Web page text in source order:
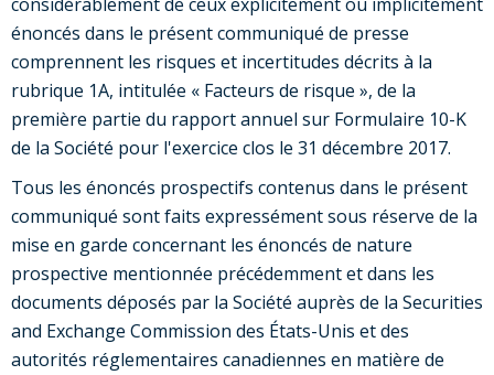
énoncés dans le présent communiqué de presse
comprennent les risques et incertitudes décrits à la
rubrique 1A, intitulée « Facteurs de risque », de la
première partie du rapport annuel sur Formulaire 10-K
de la Société pour l'exercice clos le 31 décembre 2017.
Tous les énoncés prospectifs contenus dans le présent
communiqué sont faits expressément sous réserve de la
mise en garde concernant les énoncés de nature
prospective mentionnée précédemment et dans les
documents déposés par la Société auprès de la Securities
and Exchange Commission des États-Unis et des
autorités réglementaires canadiennes en matière de